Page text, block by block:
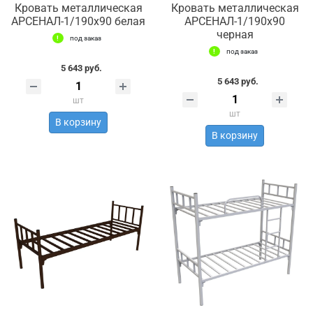
Кровать металлическая
АРСЕНАЛ-1/190х90 белая
под заказ
5 643 руб.
шт
В корзину
Кровать металлическая
АРСЕНАЛ-1/190х90
черная
под заказ
5 643 руб.
шт
В корзину